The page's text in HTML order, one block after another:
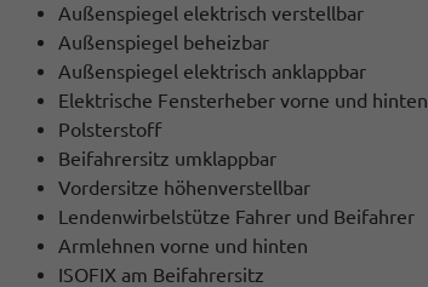
Außenspiegel elektrisch verstellbar
Außenspiegel beheizbar
Außenspiegel elektrisch anklappbar
Elektrische Fensterheber vorne und hinten
Polsterstoff
Beifahrersitz umklappbar
Vordersitze höhenverstellbar
Lendenwirbelstütze Fahrer und Beifahrer
Armlehnen vorne und hinten
ISOFIX am Beifahrersitz